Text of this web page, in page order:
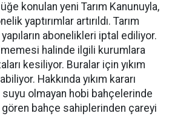
konulan yeni Tarım Kanunuyla,
yaptırımlar artırıldı. Tarım
abonelikleri iptal ediliyor.
halinde ilgili kurumlara
kesiliyor. Buralar için yıkım
Hakkında yıkım kararı
olmayan hobi bahçelerinde
gören bahçe sahiplerinden çareyi